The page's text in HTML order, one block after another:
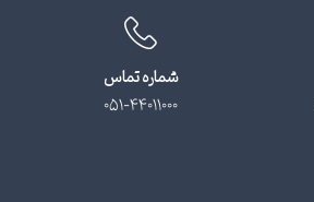
شماره تماس
051-44011000